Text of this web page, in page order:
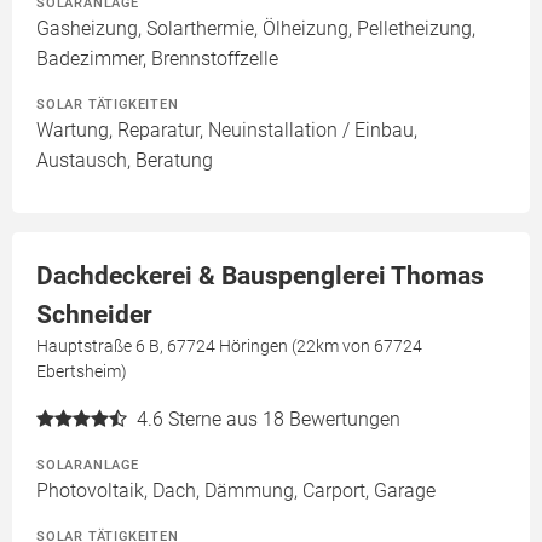
Gasheizung, Solarthermie, Ölheizung, Pelletheizung,
Badezimmer, Brennstoffzelle
SOLAR TÄTIGKEITEN
Wartung, Reparatur, Neuinstallation / Einbau,
Austausch, Beratung
Dachdeckerei & Bauspenglerei Thomas
Schneider
Hauptstraße 6 B, 67724 Höringen (22km von 67724
Ebertsheim)
4.6 Sterne aus 18 Bewertungen
SOLARANLAGE
Photovoltaik, Dach, Dämmung, Carport, Garage
SOLAR TÄTIGKEITEN